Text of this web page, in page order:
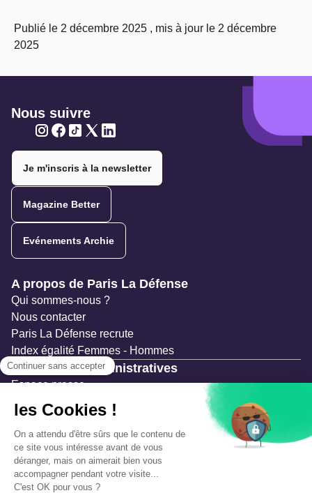
Publié le 2 décembre 2025 , mis à jour le 2 décembre
2025
Nous suivre
Je m'inscris à la newsletter
Magazine Better
Evénements Archie
Navigation secondaire
A propos de Paris La Défense
Qui sommes-nous ?
Nous contacter
Paris La Défense recrute
Index égalité Femmes - Hommes
Ressources administratives
Espace presse
Documentation
Marchés publics
Appels à projets & avis d'attribution
Mesures de publicité
Concertations et enquêtes publiques
Précautions et sécurité